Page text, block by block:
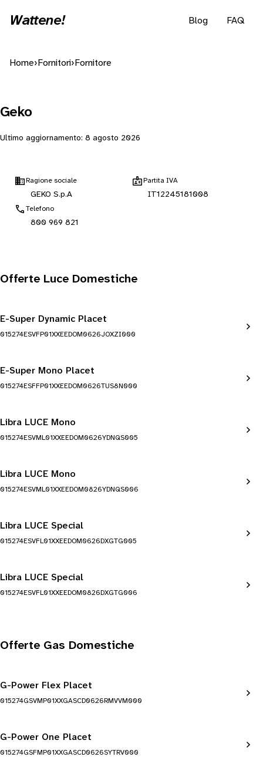
Wattene! Blog FAQ
Home› Fornitori› Fornitore
Geko
Ultimo aggiornamento: 8 agosto 2026
Ragione sociale
GEKO S.p.A
Partita IVA
IT12245181008
Telefono
800 969 821
Offerte Luce Domestiche
E-Super Dynamic Placet
015274ESVFP01XXEEDOM0626JOXZI000
E-Super Mono Placet
015274ESFFP01XXEEDOM0626TUS8N000
Libra LUCE Mono
015274ESVML01XXEEDOM0626YDNQS005
Libra LUCE Mono
015274ESVML01XXEEDOM0826YDNQS006
Libra LUCE Special
015274ESVFL01XXEEDOM0626DXGTG005
Libra LUCE Special
015274ESVFL01XXEEDOM0826DXGTG006
Offerte Gas Domestiche
G-Power Flex Placet
015274GSVMP01XXGASCD0626RMVVM000
G-Power One Placet
015274GSFMP01XXGASCD0626SYTRV000